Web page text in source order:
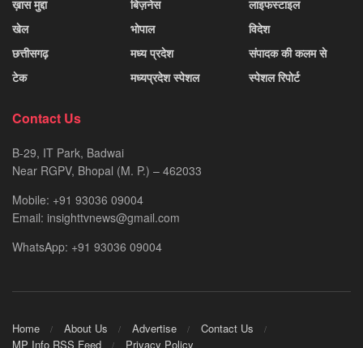
ख़ास मुद्दा
खेल
छत्तीसगढ़
टेक
बिज़नेस
भोपाल
मध्य प्रदेश
मध्यप्रदेश स्पेशल
लाइफस्टाइल
विदेश
संपादक की कलम से
स्पेशल रिपोर्ट
Contact Us
B-29, IT Park, Badwai
Near RGPV, Bhopal (M. P.) – 462033
Mobile: +91 93036 09004
Email: insighttvnews@gmail.com
WhatsApp: +91 93036 09004
Home About Us Advertise
Contact Us
MP Info RSS Feed
Privacy Policy